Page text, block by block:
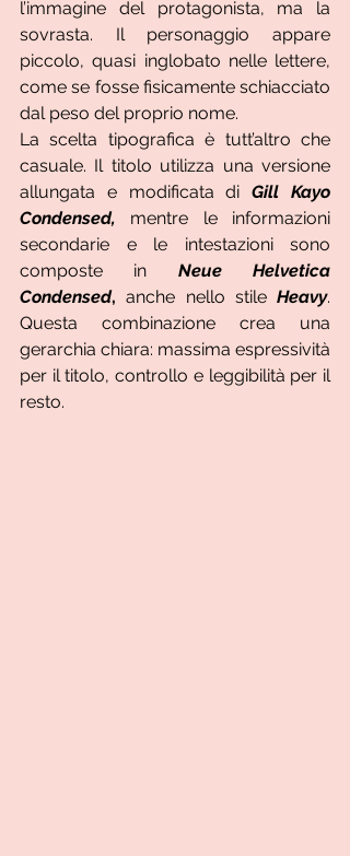
l’immagine del protagonista, ma la
sovrasta. Il personaggio appare
piccolo, quasi inglobato nelle lettere,
come se fosse fisicamente schiacciato
dal peso del proprio nome.
La scelta tipografica è tutt’altro che
casuale. Il titolo utilizza una versione
allungata e modificata di Gill Kayo
Condensed,
mentre le informazioni
secondarie e le intestazioni sono
composte in Neue Helvetica
Condensed, anche nello stile Heavy.
Questa combinazione crea una
gerarchia chiara: massima espressività
per il titolo, controllo e leggibilità per il
resto.